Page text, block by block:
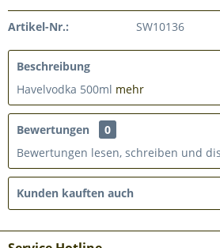
Artikel-Nr.: SW10136
Beschreibung
Havelvodka 500ml mehr
Bewertungen
0
Bewertungen lesen, schreiben und
Kunden kauften auch